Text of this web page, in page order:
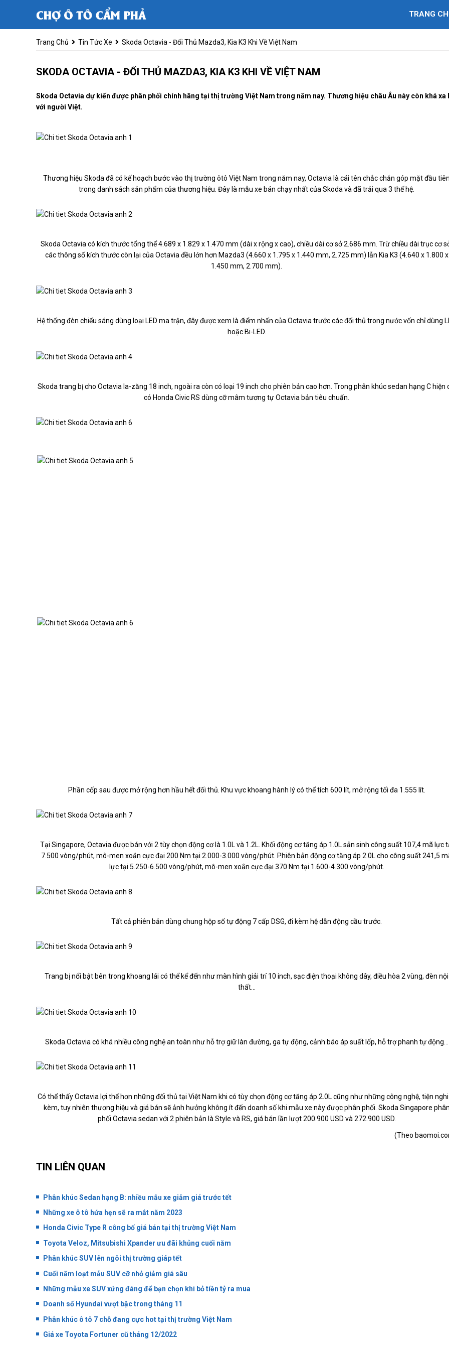
TRANG
Trang Chủ Tin Tức Xe Skoda Octavia - Đối Thủ Mazda3, Kia K3 Khi Về Việt Nam
SKODA OCTAVIA - ĐỐI THỦ MAZDA3, KIA K3 KHI VỀ VIỆT NAM
Skoda Octavia dự kiến được phân phối chính hãng tại thị trường Việt Nam trong năm nay. Thương hiệu châu Âu này còn khá xa
với người Việt.
Thương hiệu Skoda đã có kế hoạch bước vào thị trường ôtô Việt Nam trong năm nay, Octavia là cái tên chắc chắn góp mặt đầu
trong danh sách sản phẩm của thương hiệu. Đây là mẫu xe bán chạy nhất của Skoda và đã trải qua 3 thế hệ.
Skoda Octavia có kích thước tổng thể 4.689 x 1.829 x 1.470 mm (dài x rộng x cao), chiều dài cơ sở 2.686 mm. Trừ chiều dài trục cơ
các thông số kích thước còn lại của Octavia đều lớn hơn Mazda3 (4.660 x 1.795 x 1.440 mm, 2.725 mm) lẫn Kia K3 (4.640 x 1.800 x
1.450 mm, 2.700 mm).
Hệ thống đèn chiếu sáng dùng loại LED ma trận, đây được xem là điểm nhấn của Octavia trước các đối thủ trong nước vốn chỉ dùng
hoặc Bi-LED.
Skoda trang bị cho Octavia la-zăng 18 inch, ngoài ra còn có loại 19 inch cho phiên bản cao hơn. Trong phân khúc sedan hạng C hiện
có Honda Civic RS dùng cỡ mâm tương tự Octavia bản tiêu chuẩn.
Phần cốp sau được mở rộng hơn hầu hết đối thủ. Khu vực khoang hành lý có thể tích 600 lít, mở rộng tối đa 1.555 lít.
Tại Singapore, Octavia được bán với 2 tùy chọn động cơ là 1.0L và 1.2L. Khối động cơ tăng áp 1.0L sản sinh công suất 107,4 mã lực
7.500 vòng/phút, mô-men xoắn cực đại 200 Nm tại 2.000-3.000 vòng/phút. Phiên bản động cơ tăng áp 2.0L cho công suất 241,5
lực tại 5.250-6.500 vòng/phút, mô-men xoắn cực đại 370 Nm tại 1.600-4.300 vòng/phút.
Tất cả phiên bản dùng chung hộp số tự động 7 cấp DSG, đi kèm hệ dẫn động cầu trước.
Trang bị nổi bật bên trong khoang lái có thể kể đến như màn hình giải trí 10 inch, sạc điện thoại không dây, điều hòa 2 vùng, đèn nội
thất...
Skoda Octavia có khá nhiều công nghệ an toàn như hỗ trợ giữ làn đường, ga tự động, cảnh báo áp suất lốp, hỗ trợ phanh tự động...
Có thể thấy Octavia lợi thế hơn những đối thủ tại Việt Nam khi có tùy chọn động cơ tăng áp 2.0L cũng như những công nghệ, tiện
kèm, tuy nhiên thương hiệu và giá bán sẽ ảnh hưởng không ít đến doanh số khi mẫu xe này được phân phối. Skoda Singapore
phối Octavia sedan với 2 phiên bản là Style và RS, giá bán lần lượt200.900 USD và272.900 USD.
(Theo
TIN LIÊN QUAN
Phân khúc Sedan hạng B: nhiều mẫu xe giảm giá trước tết
Những xe ô tô hứa hẹn sẽ ra mắt năm 2023
Honda Civic Type R công bố giá bán tại thị trường Việt Nam
Toyota Veloz, Mitsubishi Xpander ưu đãi khủng cuối năm
Phân khúc SUV lên ngôi thị trường giáp tết
Cuối năm loạt mẫu SUV cỡ nhỏ giảm giá sâu
Những mẫu xe SUV xứng đáng để bạn chọn khi bỏ tiền tỷ ra mua
Doanh số Hyundai vượt bậc trong tháng 11
Phân khúc ô tô 7 chỗ đang cực hot tại thị trường Việt Nam
Giá xe Toyota Fortuner cũ tháng 12/2022